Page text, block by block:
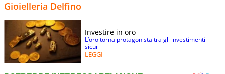
Gioielleria Delfino
Investire in oro
L’oro torna protagonista tra gli investimenti
sicuri
LEGGI